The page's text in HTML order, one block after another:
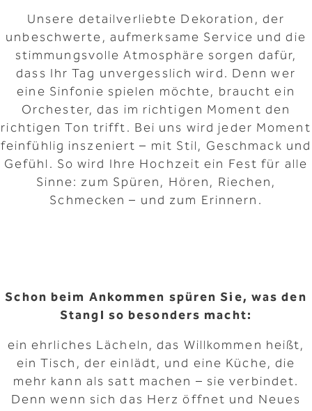
Unsere detailverliebte Dekoration, der
unbeschwerte, aufmerksame Service und die
stimmungsvolle Atmosphäre sorgen dafür,
dass Ihr Tag unvergesslich wird. Denn wer
eine Sinfonie spielen möchte, braucht ein
Orchester, das im richtigen Moment den
richtigen Ton trifft. Bei uns wird jeder Moment
feinfühlig inszeniert – mit Stil, Geschmack und
Gefühl. So wird Ihre Hochzeit ein Fest für alle
Sinne: zum Spüren, Hören, Riechen,
Schmecken – und zum Erinnern.
Schon beim Ankommen spüren Sie, was den
Stangl so besonders macht:
ein ehrliches Lächeln, das Willkommen heißt,
ein Tisch, der einlädt, und eine Küche, die
mehr kann als satt machen – sie verbindet.
Denn wenn sich das Herz öffnet und Neues